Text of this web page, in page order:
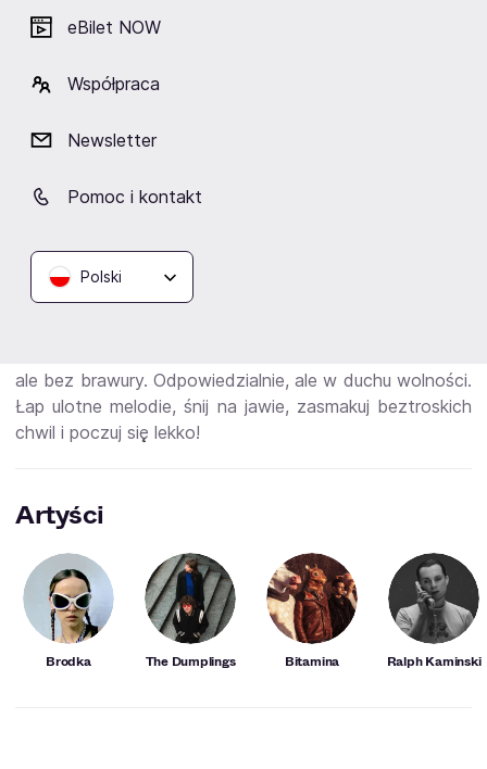
eBilet NOW
Współpraca
Newsletter
Pomoc i kontakt
Polski
Lekko Festiwal to propozycja na spędzenie dwóch
niezobowiązujący sposób, w towarzystwie przyjaciół i
przestrzeni, w której czas płynie wolniej, a cisze
osób ceniących obcowanie z muzyką w przyjaznym,
Odwiedź́ festiwal, w którym najważniejszą rolę odgrywa
ale bez brawury. Odpowiedzialnie, ale w duchu wolności.
Łap ulotne melodie, śnij na jawie, zasmakuj beztroskich
chwil i poczuj się̨ lekko!
Artyści
Brodka The Dumplings Bitamina Ralph Kaminski